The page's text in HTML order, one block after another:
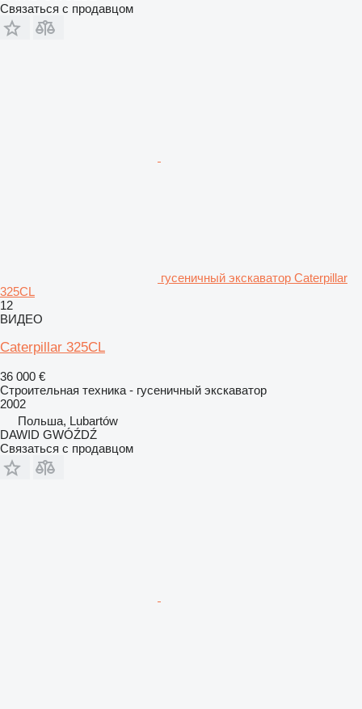
Связаться с продавцом
гусеничный экскаватор Caterpillar
325CL
12
ВИДЕО
Caterpillar 325CL
36 000 €
Строительная техника - гусеничный экскаватор
2002
Польша, Lubartów
DAWID GWÓŹDŹ
Связаться с продавцом